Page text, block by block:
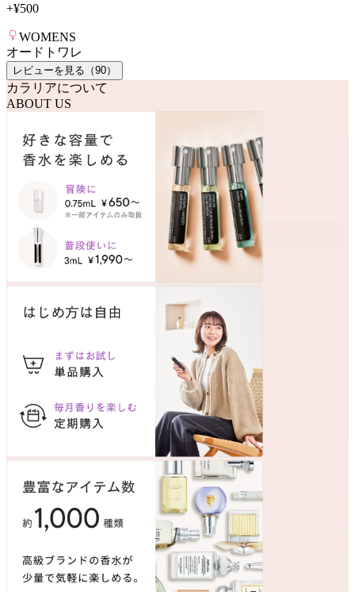
+¥500
WOMENS
オードトワレ
レビューを見る（90）
カラリアについて
ABOUT US